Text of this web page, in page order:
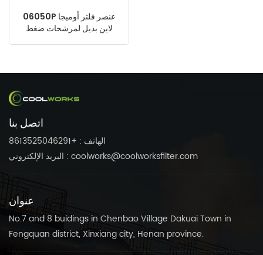
06050P عنصر فلتر أوميجا
لاين بديل لمرشحات ضغط
اتصل بنا
الهاتف : +8613525046291
البريد الإلكتروني : coolworks@coolworksfilter.com
عنوان
No.7 and 8 buidings in Chenbao Village Dakuai Town in
Fengquan district, Xinxiang city, Henan province.